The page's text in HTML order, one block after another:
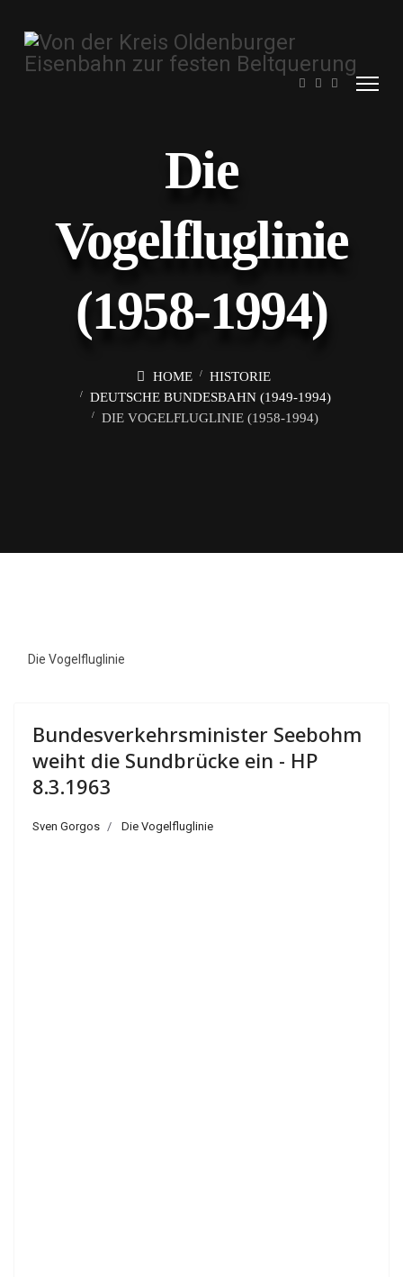
Die
Vogelfluglinie
(1958-1994)
HOME
HISTORIE
DEUTSCHE BUNDESBAHN (1949-1994)
DIE VOGELFLUGLINIE (1958-1994)
Die Vogelfluglinie
Bundesverkehrsminister Seebohm
weiht die Sundbrücke ein - HP
8.3.1963
Sven Gorgos Die Vogelfluglinie